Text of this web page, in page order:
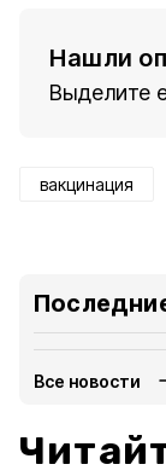
Нашли
Выделите
вакцинация
Все новости